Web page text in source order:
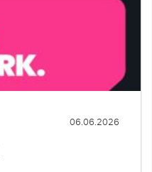
06.06.2026